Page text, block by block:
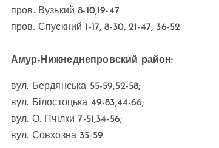
пров. Вузький 8-10,19-47
пров. Спускний 1-17, 8-30, 21-47, 36-52
Амур-Нижнеднепровский район:
вул. Бердянська 55-59,52-58;
вул. Білостоцька 49-83,44-66;
вул. О. Пчілки 7-51,34-56;
вул. Совхозна 35-59